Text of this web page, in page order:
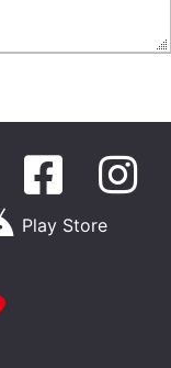
Play Store